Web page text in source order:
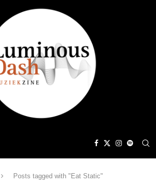
Posts tagged with "Eat Static"